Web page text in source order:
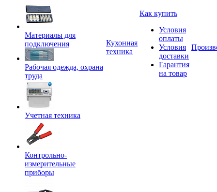
Материалы для
подключения
Рабочая одежда, охрана
труда
Учетная техника
Контрольно-
измерительные
приборы
Кухонная
техника
Как купить
Условия
оплаты
Условия
доставки
Гарантия
на товар